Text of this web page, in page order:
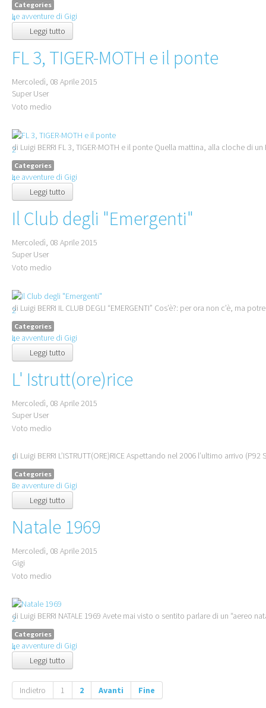
3
4
Categories
Le avventure di Gigi
Leggi tutto
FL 3, TIGER-MOTH e il ponte
Mercoledì, 08 Aprile 2015
Super User
Voto medio
1
2
3
4
di Luigi BERRI FL 3, TIGER-MOTH e il ponte Quella mattina, alla cloche di
Categories
Le avventure di Gigi
Leggi tutto
Il Club degli "Emergenti"
Mercoledì, 08 Aprile 2015
Super User
Voto medio
1
2
3
4
di Luigi BERRI IL CLUB DEGLI “EMERGENTI” Cos’è?: per ora non c’è,
Categories
Le avventure di Gigi
Leggi tutto
L' Istrutt(ore)rice
Mercoledì, 08 Aprile 2015
Super User
Voto medio
1
2
3
di Luigi BERRI L’ISTRUTT(ORE)RICE Aspettando nel 2006 l’ultimo arrivo
Categories
Le avventure di Gigi
Leggi tutto
Natale 1969
Mercoledì, 08 Aprile 2015
Gigi
Voto medio
1
2
3
4
di Luigi BERRI NATALE 1969 Avete mai visto o sentito parlare di un
Categories
Le avventure di Gigi
Leggi tutto
Indietro 1 2 Avanti Fine